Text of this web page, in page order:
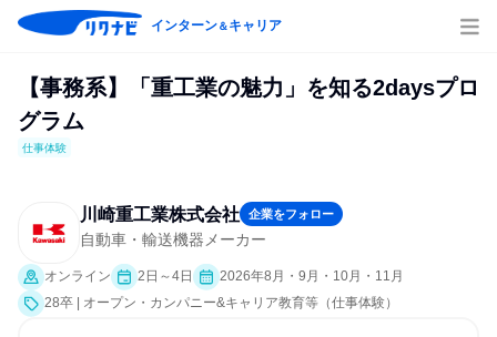
インターン＆キャリア
【事務系】「重工業の魅力」を知る2daysプロ
グラム
仕事体験
川崎重工業株式会社 企業をフォロー
自動車・輸送機器メーカー
オンライン 2日～4日
2026年8月・9月・10月・11月
28卒 | オープン・カンパニー&キャリア教育等（仕事体験）